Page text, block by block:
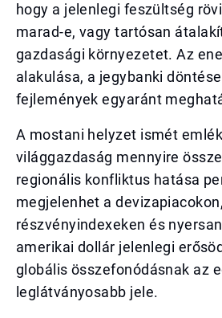
hogy a jelenlegi feszültség
marad-e, vagy tartósan
gazdasági környezetet. Az
alakulása, a jegybanki
fejlemények egyaránt
A mostani helyzet ismét
világgazdaság mennyire
regionális konfliktus hatása
megjelenhet a devizapiacokon,
részvényindexeken és
amerikai dollár jelenlegi
globális összefonódásnak az
leglátványosabb jele.